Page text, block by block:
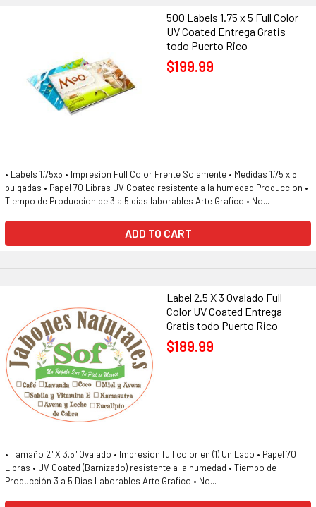
500 Labels 1.75 x 5 Full Color
UV Coated Entrega Gratis
todo Puerto Rico
$199.99
• Labels 1.75x5 • Impresion Full Color Frente Solamente • Medidas 1.75 x 5
pulgadas • Papel 70 Libras UV Coated resistente a la humedad Produccion •
Tiempo de Produccion de 3 a 5 dias laborables Arte Grafico • No...
ADD TO CART
Label 2.5 X 3 Ovalado Full
Color UV Coated Entrega
Gratis todo Puerto Rico
$189.99
• Tamaño 2" X 3.5" Ovalado • Impresion full color en (1) Un Lado • Papel 70
Libras • UV Coated (Barnizado) resistente a la humedad • Tiempo de
Producción 3 a 5 Dias Laborables Arte Grafico • No...